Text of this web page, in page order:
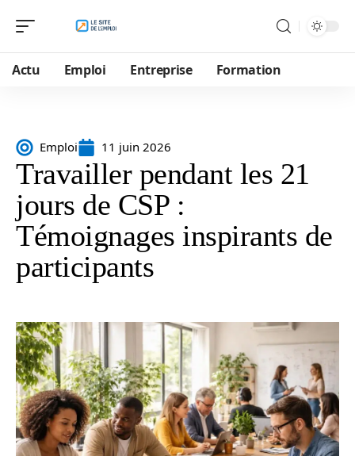
Actu Emploi Entreprise Formation
Emploi 11 juin 2026
Travailler pendant les 21
jours de CSP :
Témoignages inspirants de
participants